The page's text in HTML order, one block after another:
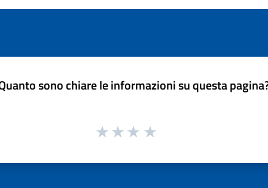
sono chiare le informazioni su questa